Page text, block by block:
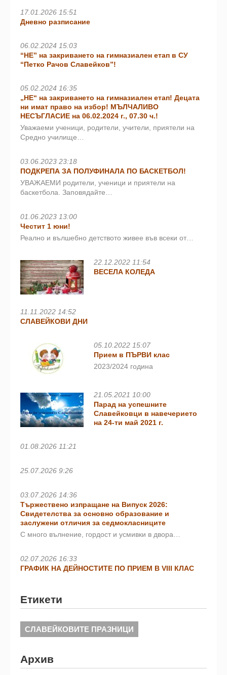
17.01.2026 15:51
Дневно разписание
06.02.2024 15:03
“НЕ” на закриването на гимназиален етап в СУ
“Петко Рачов Славейков”!
05.02.2024 16:35
„НЕ“ на закриването на гимназиален етап! Децата
ни имат право на избор! МЪЛЧАЛИВО
НЕСЪГЛАСИЕ на 06.02.2024 г., 07.30 ч.!
Уважаеми ученици, родители, учители, приятели на
Средно училище…
03.06.2023 23:18
ПОДКРЕПА ЗА ПОЛУФИНАЛА ПО БАСКЕТБОЛ!
УВАЖАЕМИ родители, ученици и приятели на
баскетбола. Заповядайте…
01.06.2023 13:00
Честит 1 юни!
Реално и вълшебно детството живее във всеки от…
22.12.2022 11:54
ВЕСЕЛА КОЛЕДА
11.11.2022 14:52
СЛАВЕЙКОВИ ДНИ
05.10.2022 15:07
Прием в ПЪРВИ клас
2023/2024 година
21.05.2021 10:00
Парад на успешните
Славейковци в навечерието
на 24-ти май 2021 г.
01.08.2026 11:21
25.07.2026 9:26
03.07.2026 14:36
Тържествено изпращане на Випуск 2026:
Свидетелства за основно образование и
заслужени отличия за седмокласниците
С много вълнение, гордост и усмивки в двора…
02.07.2026 16:33
ГРАФИК НА ДЕЙНОСТИТЕ ПО ПРИЕМ В VIII КЛАС
Етикети
СЛАВЕЙКОВИТЕ ПРАЗНИЦИ
Архив